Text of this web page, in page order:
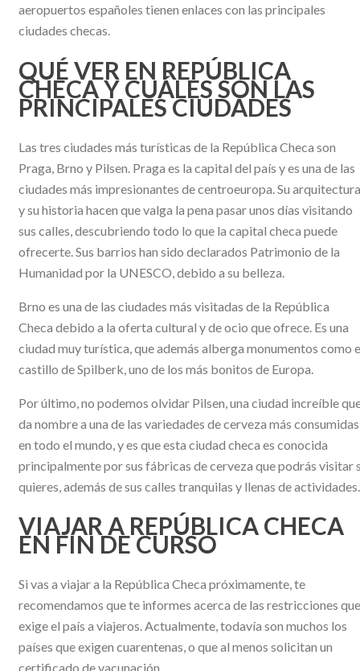
aeropuertos españoles tienen enlaces con las principales
ciudades checas.
QUÉ VER EN REPÚBLICA
CHECA Y CUÁLES SON LAS
PRINCIPALES CIUDADES
Las tres ciudades más turísticas de la República Checa son
Praga, Brno y Pilsen. Praga es la capital del país y es una de las
ciudades más impresionantes de centroeuropa. Su arquitectura
y su historia hacen que valga la pena pasar unos días visitando
sus calles, descubriendo todo lo que la capital checa puede
ofrecerte. Sus barrios han sido declarados Patrimonio de la
Humanidad por la UNESCO, debido a su belleza.
Brno es una de las ciudades más visitadas de la República
Checa debido a la oferta cultural y de ocio que ofrece. Es una
ciudad muy turística, que además alberga monumentos como
castillo de Spilberk, uno de los más bonitos de Europa.
Por último, no podemos olvidar Pilsen, una ciudad increíble
da nombre a una de las variedades de cerveza más consumidas
en todo el mundo, y es que esta ciudad checa es conocida
principalmente por sus fábricas de cerveza que podrás visitar
quieres, además de sus calles tranquilas y llenas de actividades.
VIAJAR A REPÚBLICA CHECA
EN FIN DE CURSO
Si vas a viajar a la República Checa próximamente, te
recomendamos que te informes acerca de las restricciones que
exige el país a viajeros. Actualmente, todavía son muchos los
países que exigen cuarentenas, o que al menos solicitan un
certificado de vacunación.